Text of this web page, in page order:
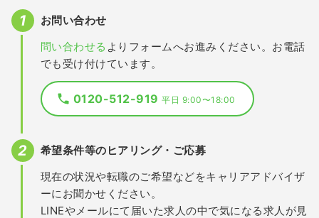
お問い合わせ
問い合わせる よりフォームへお進みください。お電話
でも受け付けています。
0120-512-919平日 9:00〜18:00
希望条件等のヒアリング・ご応募
現在の状況や転職のご希望などをキャリアアドバイザ
ーにお聞かせください。
LINEやメールにて届いた求人の中で気になる求人が見